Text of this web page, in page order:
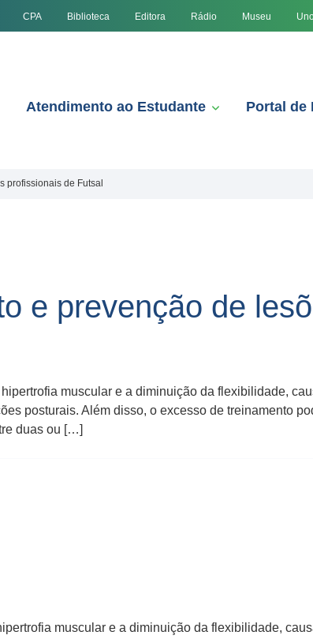
CPA Biblioteca Editora Rádio Museu
Atendimento ao Estudante Portal de
profissionais de Futsal
e prevenção de
muscular e a diminuição da flexibilidade,
posturais. Além disso, o excesso de treinamento
duas ou […]
muscular e a diminuição da flexibilidade,